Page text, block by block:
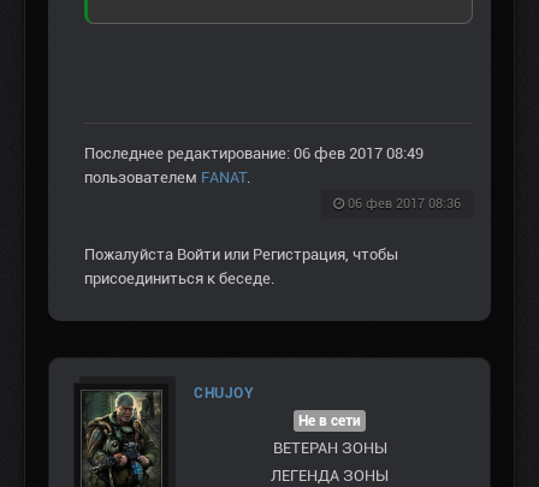
Последнее редактирование: 06 фев 2017 08:49
пользователем FANAT.
06 фев 2017 08:36
Пожалуйста Войти или Регистрация, чтобы
присоединиться к беседе.
CHUJOY
Не в сети
ВЕТЕРАН ЗOНЫ
ЛЕГЕНДА ЗОНЫ